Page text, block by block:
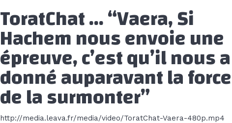
ToratChat … “Vaera, Si
Hachem nous envoie une
épreuve, c’est qu’il nous a
donné auparavant la force
de la surmonter”
http://media.leava.fr/media/video/ToratChat-Vaera-480p.mp4